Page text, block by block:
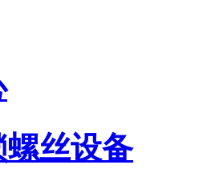
螺丝设备